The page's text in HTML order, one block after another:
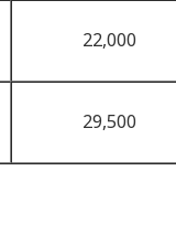
22,000
29,500